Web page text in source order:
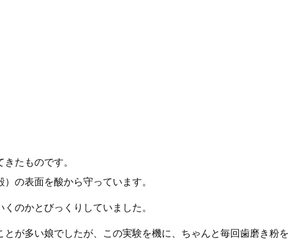
たものです。
の表面を酸から守っています。
のかとびっくりしていました。
が多い娘でしたが、この実験を機に、ちゃんと毎回歯磨き粉を